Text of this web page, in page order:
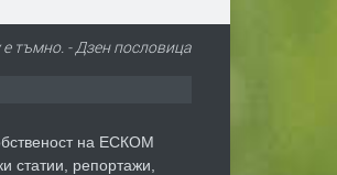
е тъмно. - Дзен пословицa
на ЕСКОМ
репортажи,